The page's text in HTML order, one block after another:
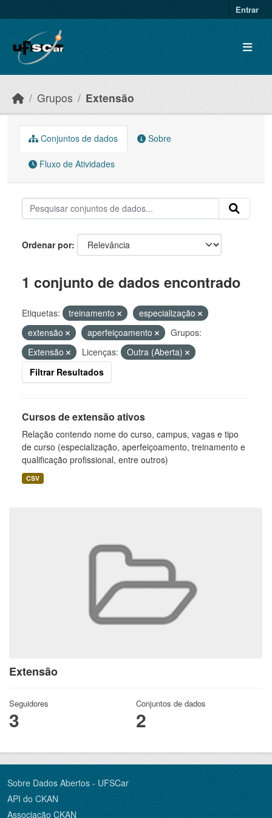
Entrar
Grupos Extensão
Extensão
Seguidores
3
Conjuntos de dados
2
Conjuntos de dados Sobre
Fluxo de Atividades
Ordenar por
1 conjunto de dados encontrado
Etiquetas: treinamento
especialização
extensão
aperfeiçoamento
Grupos:
Extensão
Licenças:
Outra (Aberta)
Filtrar Resultados
Cursos de extensão ativos
Relação contendo nome do curso, campus, vagas e tipo
de curso (especialização, aperfeiçoamento, treinamento e
qualificação profissional, entre outros)
CSV
Sobre Dados Abertos - UFSCar
API do CKAN
Associação CKAN